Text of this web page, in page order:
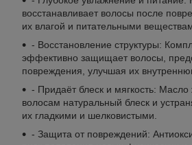
восстанавливает волосы после
их влагой и питательными
- Восстановление структуры:
эффективно защищает волосы,
повреждения, улучшая их
- Придаёт блеск и мягкость:
волосам натуральный блеск и
их гладкими и шелковистыми.
- Защита от повреждений: